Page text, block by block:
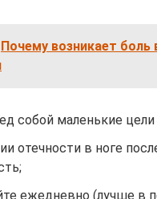
Почему возникает
собой маленькие
отечности в ноге
ежедневно (лучше в